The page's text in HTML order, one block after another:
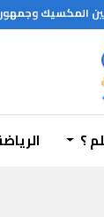
وجمهورية
؟